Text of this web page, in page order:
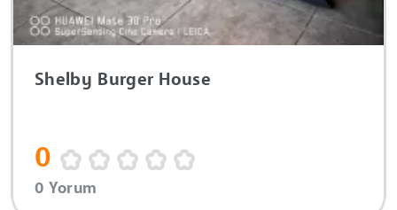
Shelby Burger House
0
0 Yorum